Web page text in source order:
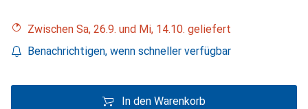
Zwischen Sa, 26.9. und Mi, 14.10. geliefert
Benachrichtigen, wenn schneller verfügbar
In den Warenkorb